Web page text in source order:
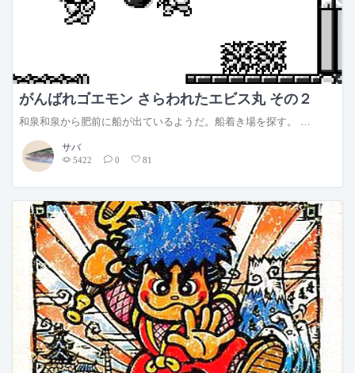
がんばれゴエモン さらわれたエビス丸 その２
和泉和泉から肥前に船が出ているようだ。船着き場を探す。 …
サバ
5422 0 81